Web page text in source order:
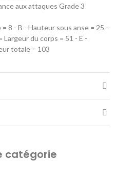
aux attaques Grade 3
8 - B - Hauteur sous anse = 25 -
Largeur du corps = 51 - E -
totale = 103
catégorie